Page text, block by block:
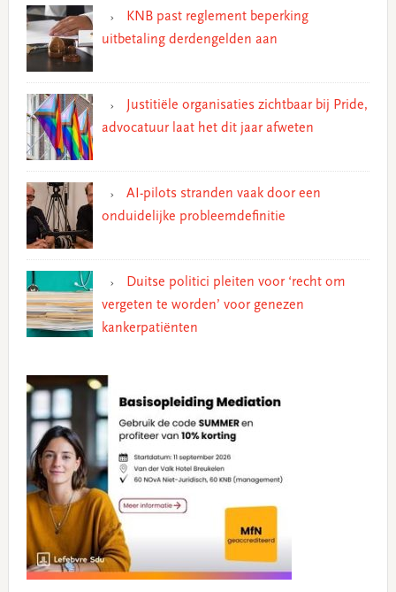
KNB past reglement beperking
uitbetaling derdengelden aan
Justitiële organisaties zichtbaar bij Pride,
advocatuur laat het dit jaar afweten
AI-pilots stranden vaak door een
onduidelijke probleemdefinitie
Duitse politici pleiten voor ‘recht om
vergeten te worden’ voor genezen
kankerpatiënten